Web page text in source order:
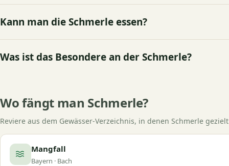
Kann man die Schmerle essen?
Was ist das Besondere an der Schmerle?
Wo fängt man Schmerle?
Reviere aus dem Gewässer-Verzeichnis, in denen Schmerle
Mangfall
Bayern · Bach